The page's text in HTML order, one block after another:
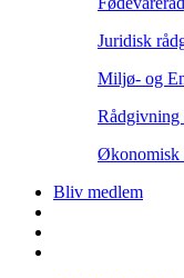
Juridisk
Miljø- og
Rådgivning
Økonomisk
Bliv medlem